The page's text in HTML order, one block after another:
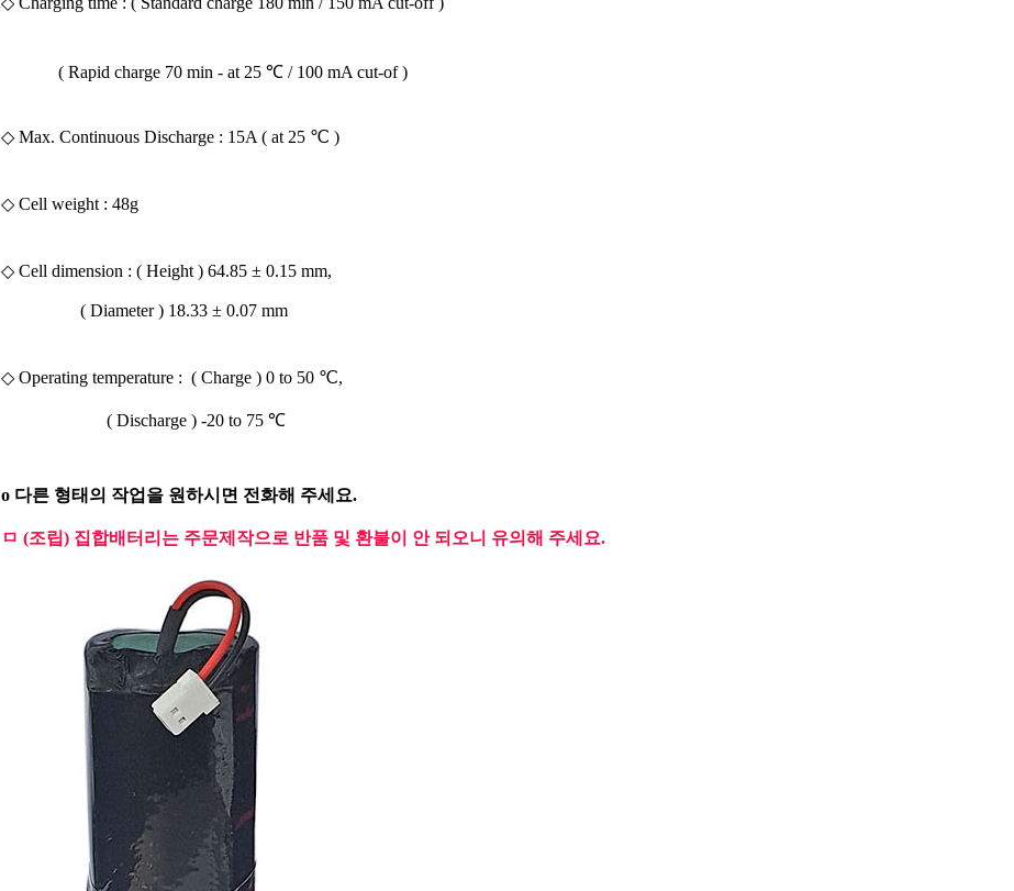
( Rapid charge 70 min - at 25 ℃ / 100 mA cut-of )
◇ Max. Continuous Discharge : 15A ( at 25 ℃ )
◇ Cell weight : 48g
◇ Cell dimension : ( Height ) 64.85 ± 0.15 mm,
( Diameter ) 18.33 ± 0.07 mm
◇ Operating temperature : ( Charge ) 0 to 50 ℃,
( Discharge ) -20 to 75 ℃
o 다른 형태의 작업을 원하시면 전화해 주세요.
ㅁ (조립) 집합배터리는 주문제작으로 반품 및 환불이 안 되오니 유의해 주세요.